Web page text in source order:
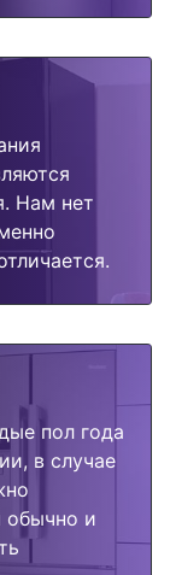
Нам нет
пол года
в случае
обычно и